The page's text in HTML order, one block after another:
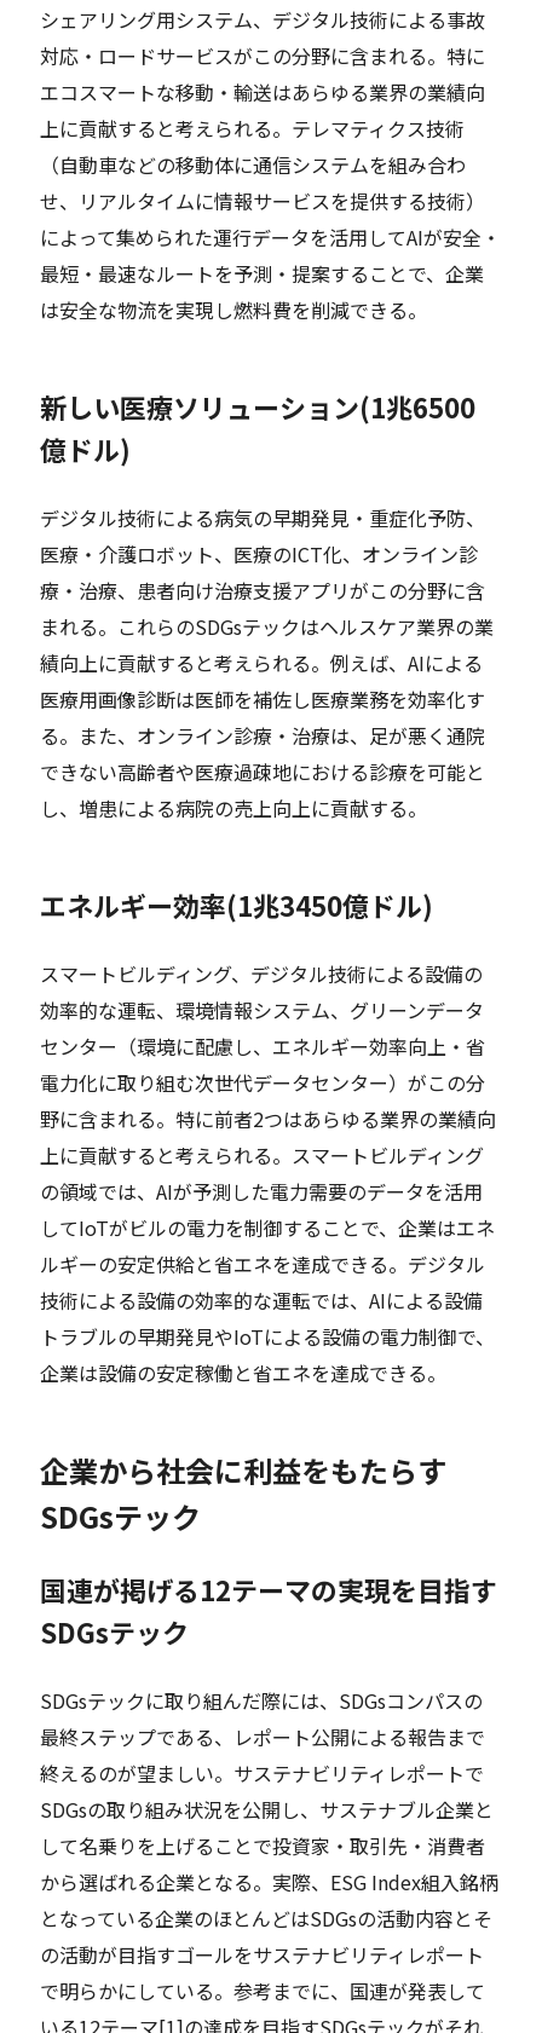
シェアリング用システム、デジタル技術による事故
対応・ロードサービスがこの分野に含まれる。特に
エコスマートな移動・輸送はあらゆる業界の業績向
上に貢献すると考えられる。テレマティクス技術
（自動車などの移動体に通信システムを組み合わ
せ、リアルタイムに情報サービスを提供する技術）
によって集められた運行データを活用してAIが安全・
最短・最速なルートを予測・提案することで、企業
は安全な物流を実現し燃料費を削減できる。
新しい医療ソリューション(1兆6500
億ドル)
デジタル技術による病気の早期発見・重症化予防、
医療・介護ロボット、医療のICT化、オンライン診
療・治療、患者向け治療支援アプリがこの分野に含
まれる。これらのSDGsテックはヘルスケア業界の業
績向上に貢献すると考えられる。例えば、AIによる
医療用画像診断は医師を補佐し医療業務を効率化す
る。また、オンライン診療・治療は、足が悪く通院
できない高齢者や医療過疎地における診療を可能と
し、増患による病院の売上向上に貢献する。
エネルギー効率(1兆3450億ドル)
スマートビルディング、デジタル技術による設備の
効率的な運転、環境情報システム、グリーンデータ
センター（環境に配慮し、エネルギー効率向上・省
電力化に取り組む次世代データセンター）がこの分
野に含まれる。特に前者2つはあらゆる業界の業績向
上に貢献すると考えられる。スマートビルディング
の領域では、AIが予測した電力需要のデータを活用
してIoTがビルの電力を制御することで、企業はエネ
ルギーの安定供給と省エネを達成できる。デジタル
技術による設備の効率的な運転では、AIによる設備
トラブルの早期発見やIoTによる設備の電力制御で、
企業は設備の安定稼働と省エネを達成できる。
企業から社会に利益をもたらす
SDGsテック
国連が掲げる12テーマの実現を目指す
SDGsテック
SDGsテックに取り組んだ際には、SDGsコンパスの
最終ステップである、レポート公開による報告まで
終えるのが望ましい。サステナビリティレポートで
SDGsの取り組み状況を公開し、サステナブル企業と
して名乗りを上げることで投資家・取引先・消費者
から選ばれる企業となる。実際、ESG Index組入銘柄
となっている企業のほとんどはSDGsの活動内容とそ
の活動が目指すゴールをサステナビリティレポート
で明らかにしている。参考までに、国連が発表して
いる12テーマ[1]の達成を目指すSDGsテックがそれ